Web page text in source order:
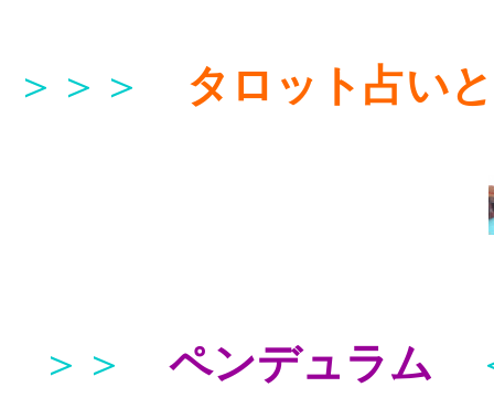
＞＞＞ タロット占い
＞＞ ペンデュラム